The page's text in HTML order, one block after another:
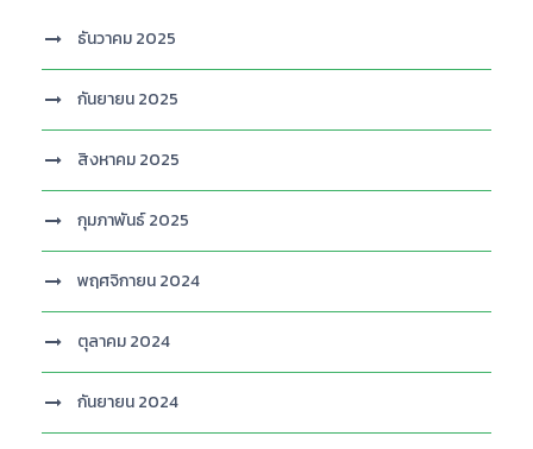
ธันวาคม 2025
กันยายน 2025
สิงหาคม 2025
กุมภาพันธ์ 2025
พฤศจิกายน 2024
ตุลาคม 2024
กันยายน 2024